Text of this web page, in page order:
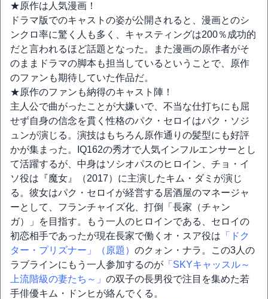
★原作は人気漫画！
ドラマ版でのキャストの姿が公開されると、漫画とのシ
ンクロ率に驚く人も多く、キャスティングは200％成功的
だと言われるほど話題となった。また漫画の原作者がそ
のままドラマの脚本も担当しているということで、原作
のファンも期待していた作品だ。
★原作のファンも納得のキャスト陣！
主人公で曲がったことが大嫌いで、不当な仕打ちにも屈
せず自身の信念を貫く性格のパク・セロイはパク・ソジ
ュンが演じる。演技はもちろん原作通りの髪型にも好評
かが集まった。IQ162の秀才で人気インフルエンサーとし
て活躍するが、中身はソシオパスのヒロイン、チョ・イ
ソ役は『魔女』（2017）に主演したキム・ダミが演じ
る。彼女はパク・セロイが経営する居酒屋のマネージャ
ーとして、フランチャイズ化、打倒「長家（チャン
ガ）」を目指す。もう一人のヒロインである、セロイの
初恋相手であったが現在長家で働くオ・スア役は 「ドク
ター・プリズナー」（原題） のクォン・ナラ。この3人の
ラブラインにもう一人参加するのが 「SKYキャッスル～
上流階級の妻たち～」 の双子の長男役で注目を集めた若
手俳優キム・ドンヒが絡んでくる。